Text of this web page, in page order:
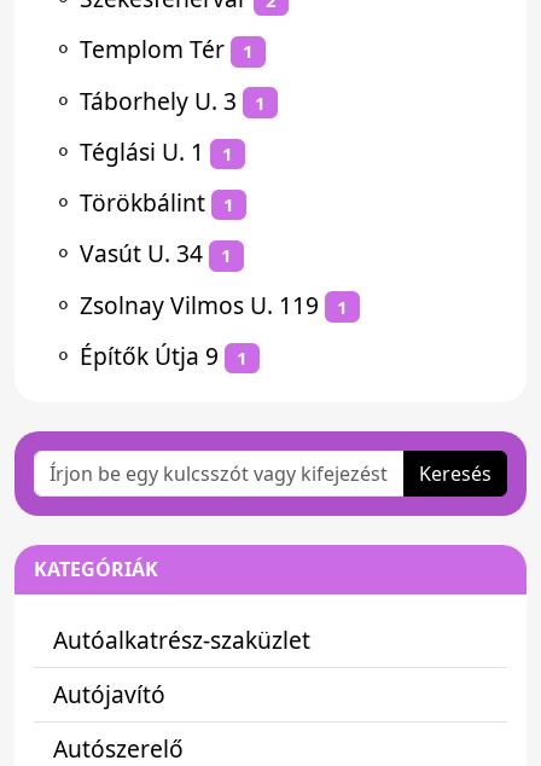
⚬ Templom Tér 1
⚬ Táborhely U. 3 1
⚬ Téglási U. 1 1
⚬ Törökbálint 1
⚬ Vasút U. 34 1
⚬ Zsolnay Vilmos U. 119 1
⚬ Építők Útja 9 1
Keresés
KATEGÓRIÁK
Autóalkatrész-szaküzlet
Autójavító
Autószerelő